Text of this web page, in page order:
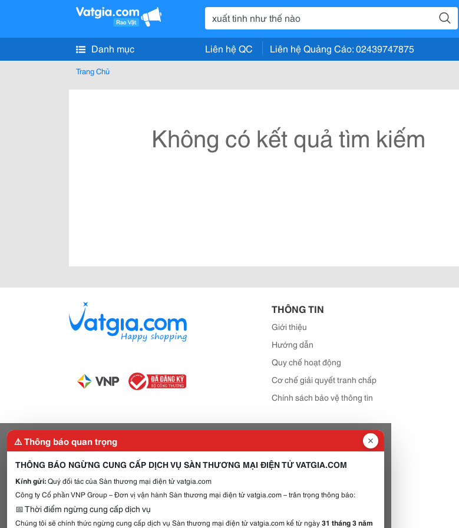
Danh mục Liên hệ QC Liên hệ Quảng Cáo: 02439747875
Trang Chủ
Không có kết quả tìm kiếm
THÔNG TIN
Giới thiệu
Hướng dẫn
Quy chế hoạt động
Cơ chế giải quyết tranh chấp
Chính sách bảo vệ thông tin
⚠️ Thông báo quan trọng
THÔNG BÁO NGỪNG CUNG CẤP DỊCH VỤ SÀN THƯƠNG MẠI ĐIỆN TỬ VATGIA.COM
Kính gửi:Quý đối tác của Sàn thương mại điện tử vatgia.com
Công ty Cổ phần VNP Group – Đơn vị vận hành Sàn thương mại điện tử vatgia.com – trân trọng thông báo:
📅 Thời điểm ngừng cung cấp dịch vụ
Chúng tôi sẽ chính thức ngừng cung cấp dịch vụ Sàn thương mại điện tử vatgia.com kể từ ngày31 tháng 3 năm